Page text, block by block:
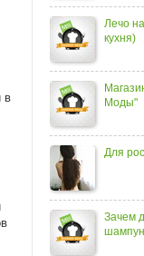
в
Лечо
кухня)
Моды"
Для
Зачем